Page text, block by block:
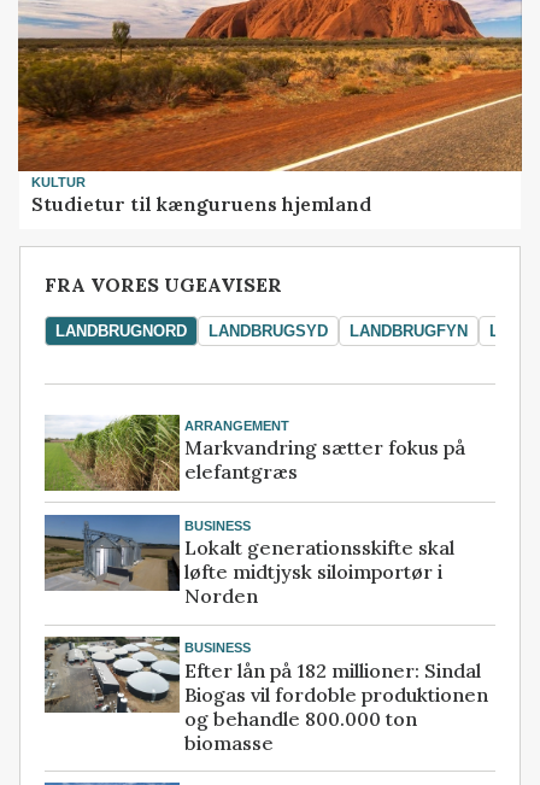
KULTUR
Studietur til kænguruens hjemland
FRA VORES UGEAVISER
LANDBRUGNORD LANDBRUGSYD LANDBRUGFYN
ARRANGEMENT
Markvandring sætter fokus på
elefantgræs
BUSINESS
Lokalt generationsskifte skal
løfte midtjysk siloimportør i
Norden
BUSINESS
Efter lån på 182 millioner: Sindal
Biogas vil fordoble produktionen
og behandle 800.000 ton
biomasse